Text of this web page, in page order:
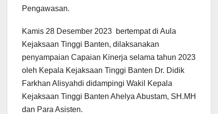
Pengawasan.
Kamis 28 Desember 2023 bertempat di Aula
Kejaksaan Tinggi Banten, dilaksanakan
penyampaian Capaian Kinerja selama tahun 2023
oleh Kepala Kejaksaan Tinggi Banten Dr. Didik
Farkhan Alisyahdi didampingi Wakil Kepala
Kejaksaan Tinggi Banten Ahelya Abustam, SH.MH
dan Para Asisten.